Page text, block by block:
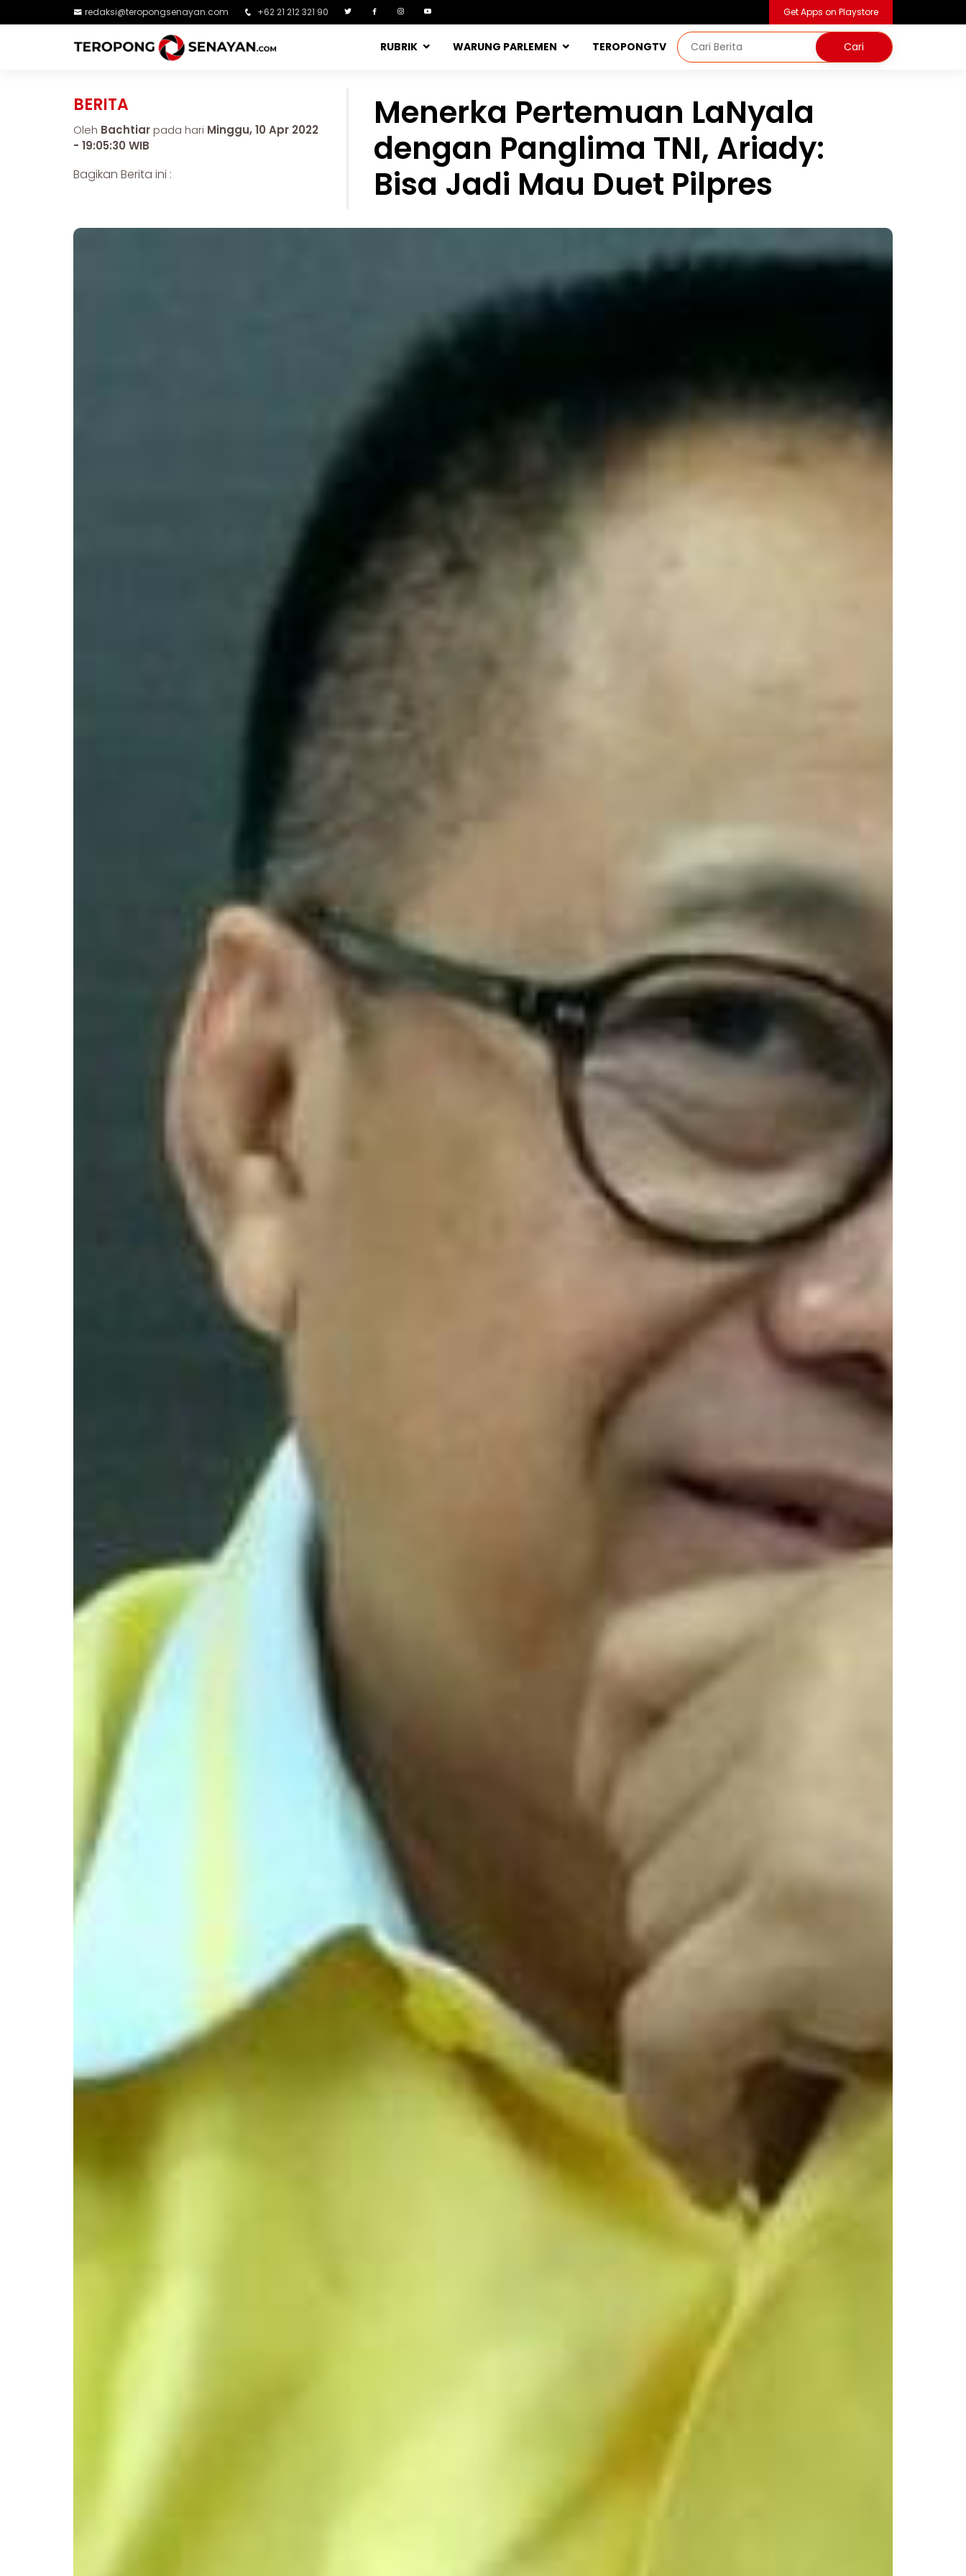
redaksi@teropongsenayan.com +62 21 212 321 90 Get Apps on Playstore
RUBRIK WARUNG PARLEMEN TEROPONGTV
BERITA
Oleh Bachtiar pada hari Minggu, 10 Apr 2022
- 19:05:30 WIB
Bagikan Berita ini :
Menerka Pertemuan LaNyala
dengan Panglima TNI, Ariady:
Bisa Jadi Mau Duet Pilpres